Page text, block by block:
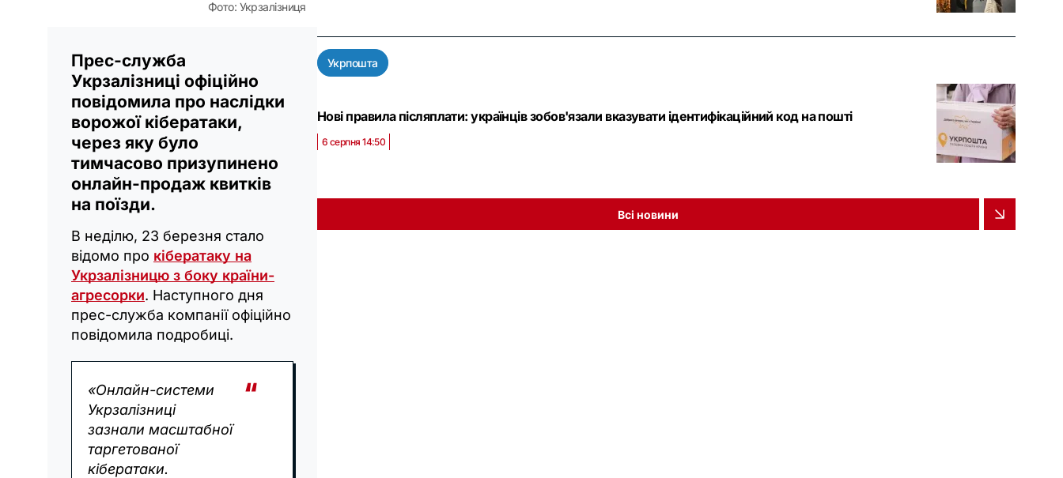
Фото: Укрзалізниця
Прес-служба
Укрзалізниці офіційно
повідомила про наслідки
ворожої кібератаки,
через яку було
тимчасово призупинено
онлайн-продаж квитків
на поїзди.
В неділю, 23 березня стало
відомо про кібератаку на
Укрзалізницю з боку країни-
агресорки. Наступного дня
прес-служба компанії офіційно
повідомила подробиці.
«Онлайн-системи
Укрзалізниці
зазнали масштабної
таргетованої
кібератаки.
Укрпошта
Нові правила післяплати: українців зобов'язали вказувати ідентифікаційний код на пошті
6 серпня 14:50
Всі новини